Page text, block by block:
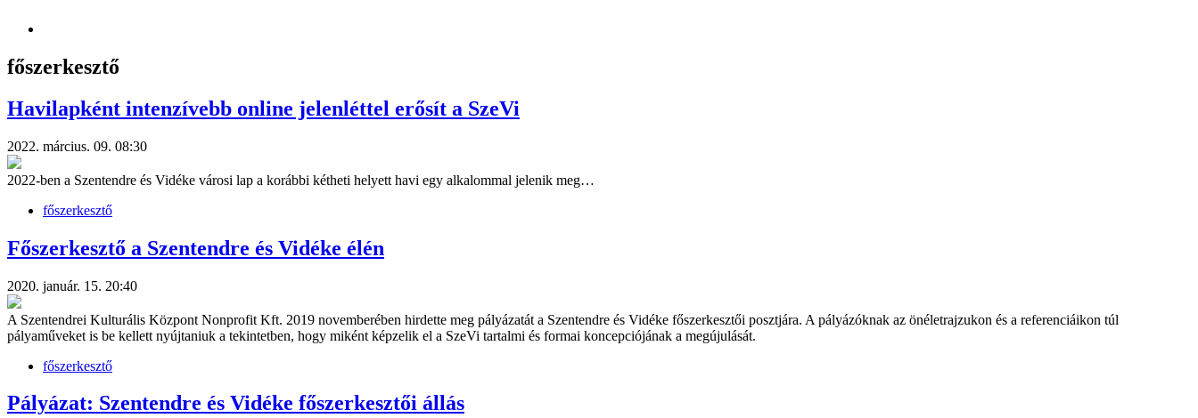
főszerkesztő
Havilapként intenzívebb online jelenléttel erősít a SzeVi
2022. március. 09. 08:30
2022-ben a Szentendre és Vidéke városi lap a korábbi kétheti helyett havi egy alkalommal jelenik meg…
főszerkesztő
Főszerkesztő a Szentendre és Vidéke élén
2020. január. 15. 20:40
A Szentendrei Kulturális Központ Nonprofit Kft. 2019 novemberében hirdette meg pályázatát a Szentendre és Vidéke főszerkesztői posztjára. A pályázóknak az önéletrajzukon és a referenciáikon túl
pályaműveket is be kellett nyújtaniuk a tekintetben, hogy miként képzelik el a SzeVi tartalmi és formai koncepciójának a megújulását.
főszerkesztő
Pályázat: Szentendre és Vidéke főszerkesztői állás